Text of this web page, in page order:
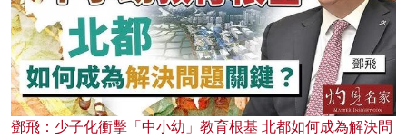
鄧飛：少子化衝擊「中小幼」教育根基 北都如何成為解決問